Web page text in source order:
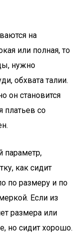
на
или полная, то
нужно
обхвата талии.
он становится
платьев со
как сидит
по размеру и по
Если из
размера или
но сидит хорошо.